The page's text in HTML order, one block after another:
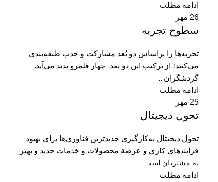
ادامه مطلب
26 مهر
سطوح تجربه
تجربه‌ها را براساس دو بُعد مشاركت و جذب طبقه‌بندی
می‌كنند؛ از تركيب اين دو بعد، چهار قلمرو پديد می‌آيد.
گردشگران...
ادامه مطلب
25 مهر
تحول دیجیتال
تحول ديجيتال به‌كارگيری جديدترين فناوری‌ها برای بهبود
فرايندهای كاری و عرضۀ محصولات و خدمات جديد و بهتر
به مشتريان است....
ادامه مطلب